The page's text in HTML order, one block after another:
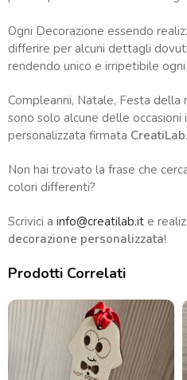
Ogni Decorazione essendo
differire per alcuni dettagli
rendendo unico e irripetibile
Compleanni, Natale, Festa della
sono solo alcune delle occasioni
personalizzata firmata CreatiLab.
Non hai trovato la frase che
colori differenti?
Scrivici a info@creatilab.it e
decorazione personalizzata!
Prodotti Correlati